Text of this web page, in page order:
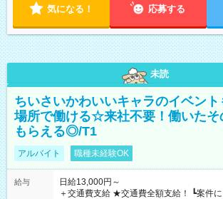
気になる！ 応募する
未読
ちいさいかわいいキャラのイベン
場所で働ける☆来社不要！働いたそ
もらえる◎/T1
アルバイト 職種未経験OK
給与
日給13,000円～
＋交通費支給 ★交通費全額支給！ ┗案件により規定あり ★日払